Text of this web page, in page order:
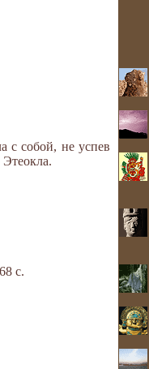
с собой, не успев
с.